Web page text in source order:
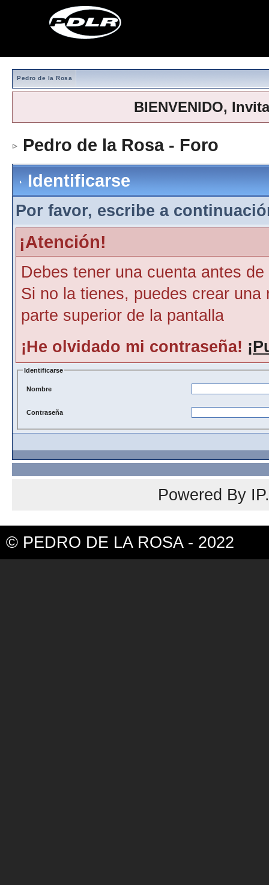
Pedro de la Rosa
BIENVENIDO,
Pedro de la Rosa - Foro
Identificarse
Por favor, escribe a
¡Atención!
Debes tener una cuenta antes
Si no la tienes, puedes crear
parte superior de la pantalla
¡He olvidado mi contraseña!
Identificarse
Nombre
Contraseña
Powered By
© PEDRO DE LA ROSA - 2022